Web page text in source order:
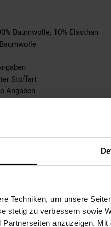
Techniken, um unsere
stetig zu verbessern sowie
anzuzeigen.
Baumwolle, 10% Elasthan
Stoffart
Angaben
keine Angabe
not_applicable
Elasthan
100% not_applicable